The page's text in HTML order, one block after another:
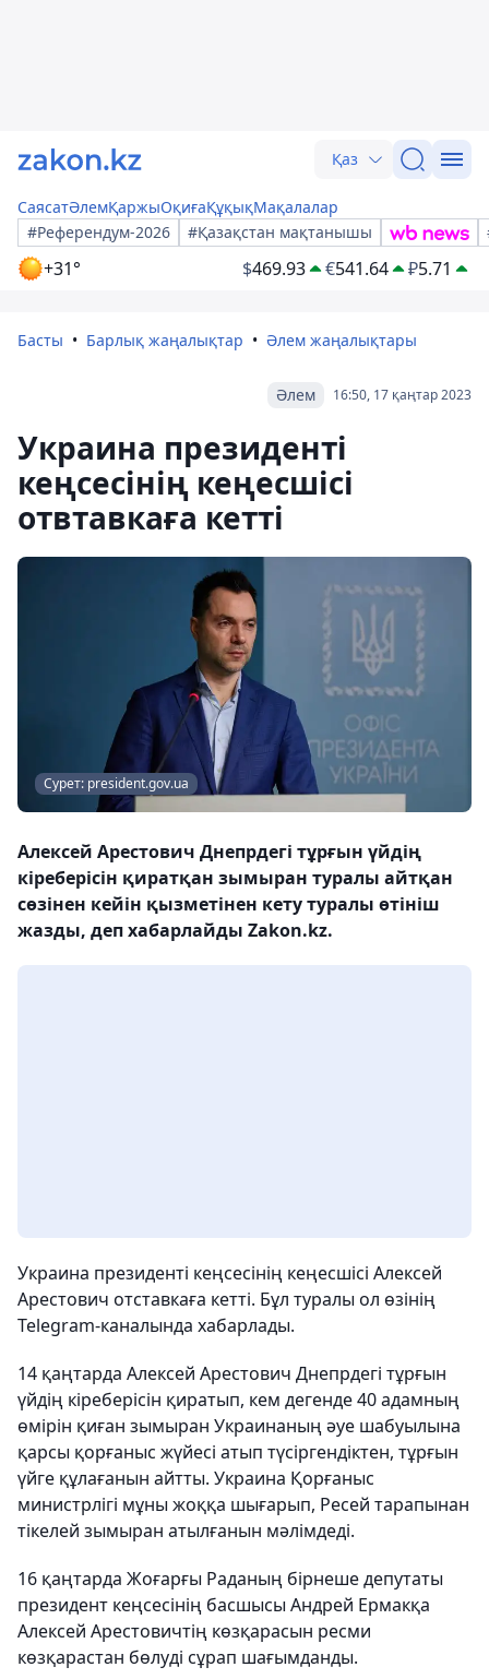
Қаз
СаясатӘлемҚаржыОқиғаҚұқықМақалалар
#Референдум-2026
#Қазақстан мақтанышы
+31° $469.93 €541.64 ₽5.71
Басты Барлық жаңалықтар Әлем жаңалықтары
16:50, 17 қаңтар 2023
Әлем
Украина президенті
кеңсесінің кеңесшісі
отвтавкаға кетті
Сурет: president.gov.ua
Алексей Арестович Днепрдегі тұрғын үйдің
кіреберісін қиратқан зымыран туралы айтқан
сөзінен кейін қызметінен кету туралы өтініш
жазды, деп хабарлайды Zakon.kz.
Украина президенті кеңсесінің кеңесшісі Алексей
Арестович отставкаға кетті. Бұл туралы ол өзінің
Telegram-каналында хабарлады.
14 қаңтарда Алексей Арестович Днепрдегі тұрғын
үйдің кіреберісін қиратып, кем дегенде 40 адамның
өмірін қиған зымыран Украинаның әуе шабуылына
қарсы қорғаныс жүйесі атып түсіргендіктен, тұрғын
үйге құлағанын айтты. Украина Қорғаныс
министрлігі мұны жоққа шығарып, Ресей тарапынан
тікелей зымыран атылғанын мәлімдеді.
16 қаңтарда Жоғарғы Раданың бірнеше депутаты
президент кеңсесінің басшысы Андрей Ермакқа
Алексей Арестовичтің көзқарасын ресми
көзқарастан бөлуді сұрап шағымданды.